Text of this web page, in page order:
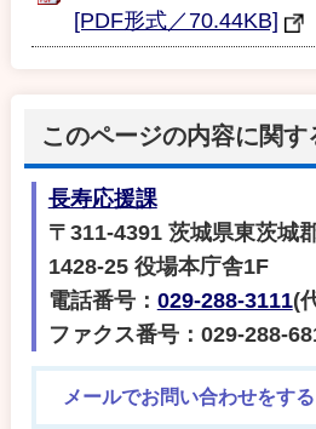
[PDF形式／70.44KB]
このページの内容に関
長寿応援課
〒311-4391 茨城県東茨城
1428-25 役場本庁舎1F
電話番号： 029-288-3111(
ファクス番号：029-288-
メールでお問い合わせをする